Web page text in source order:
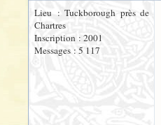
Lieu : Tuckborough près de
Chartres
Inscription : 2001
Messages : 5 117